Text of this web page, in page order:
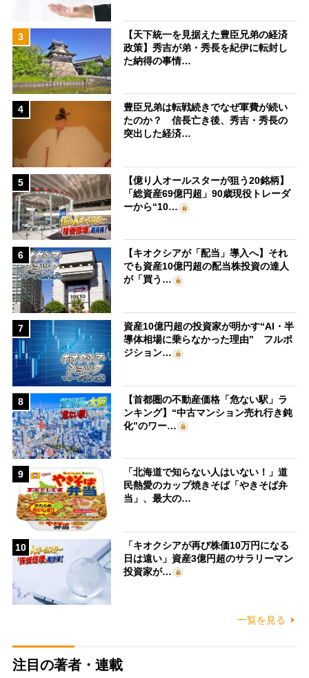
3
【天下統一を見据えた豊臣兄弟の経済
政策】秀吉が弟・秀長を紀伊に転封し
た納得の事情…
4
豊臣兄弟は転戦続きでなぜ軍費が続い
たのか？ 信長亡き後、秀吉・秀長の
突出した経済…
5
【億り人オールスターが狙う20銘柄】
「総資産69億円超」90歳現役トレーダ
ーから“10…
6
【キオクシアが「配当」導入へ】それ
でも資産10億円超の配当株投資の達人
が「買う…
7
資産10億円超の投資家が明かす“AI・半
導体相場に乗らなかった理由” フルポ
ジション…
8
【首都圏の不動産価格「危ない駅」ラ
ンキング】“中古マンション売れ行き鈍
化”のワー…
9
「北海道で知らない人はいない！」道
民熱愛のカップ焼きそば「やきそば弁
当」、最大の…
10
「キオクシアが再び株価10万円になる
日は遠い」資産3億円超のサラリーマン
投資家が…
一覧を見る
注目の著者・連載